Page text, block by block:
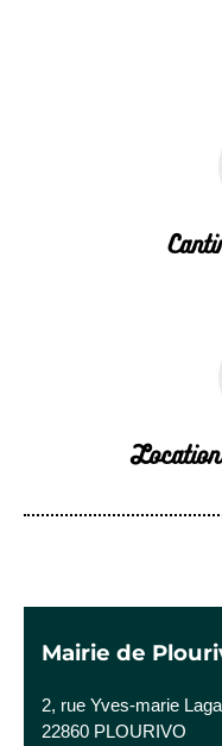
Mairie de
2, rue Yves-marie
22860 PLOURIVO